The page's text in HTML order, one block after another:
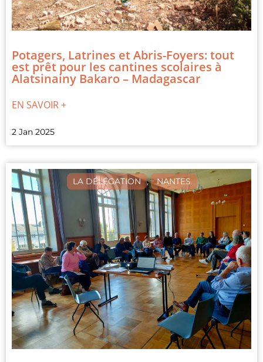
Potagers, Latrines et Abris-Foyers: tout
est prêt pour les cantines scolaires à
Alatsinainy Bakaro – Madagascar
EN SAVOIR +
2 Jan 2025
LA DÉLÉGATION , NANTES